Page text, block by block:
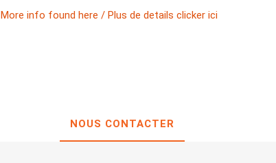
More info found here / Plus de details clicker ici
NOUS CONTACTER